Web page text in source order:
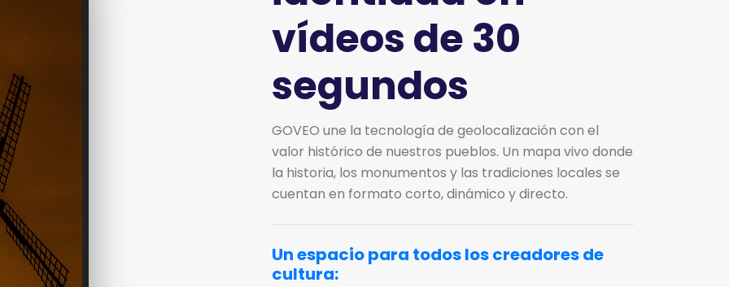
vídeos de 30
segundos
GOVEO une la tecnología de geolocalización con el
valor histórico de nuestros pueblos. Un mapa vivo donde
la historia, los monumentos y las tradiciones locales se
cuentan en formato corto, dinámico y directo.
Un espacio para todos los creadores de
cultura: